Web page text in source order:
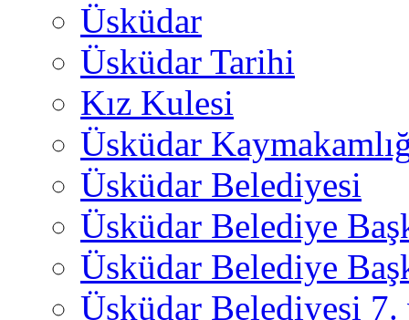
Üsküdar
Üsküdar Tarihi
Kız Kulesi
Üsküdar
Üsküdar Belediyesi
Üsküdar Belediye
Üsküdar Belediye
Üsküdar Belediyesi